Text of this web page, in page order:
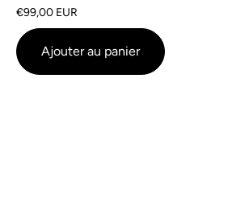
à
4,9
sur
5
avis
€99,00 EUR
Ajouter au panier